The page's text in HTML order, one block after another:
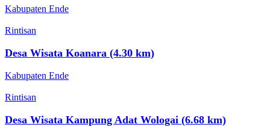
Kabupaten Ende
Rintisan
Desa Wisata Koanara (4.30 km)
Kabupaten Ende
Rintisan
Desa Wisata Kampung Adat Wologai (6.68 km)